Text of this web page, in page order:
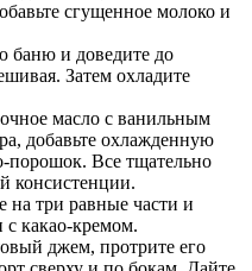
сгущенное молоко и
баню и доведите до
Затем охладите
масло с ванильным
добавьте охлажденную
порошок. Все тщательно
консистенции.
три равные части и
с какао-кремом.
джем, протрите его